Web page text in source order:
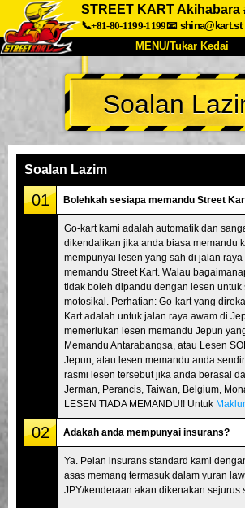
STREET KART Akihabara
📞+81-80-1199-1199📧 shina@kart.st
MENU/Tukar Kedai
UTAMA
Tentang Spesifikasi
Syarikat
Tokyo Shinagawa
Tokyo Akihabara#2
Tokyo Shibuya Annex
Tokyo Asakusa
Okinawa
Soalan
Soalan Lazim
01 Bolehkah sesiapa memandu Street
Go-kart kami adalah automatik dan
dikendalikan jika anda biasa memandu
mempunyai lesen yang sah di jalan
memandu Street Kart. Walau
tidak boleh dipandu dengan lesen untuk
motosikal. Perhatian: Go-kart yang
Kart adalah untuk jalan raya awam di
memerlukan lesen memandu Jepun
Memandu Antarabangsa, atau Lesen
Jepun, atau lesen memandu anda
rasmi lesen tersebut jika anda berasal
Jerman, Perancis, Taiwan, Belgium,
LESEN TIADA MEMANDU!! Untuk
02 Adakah anda mempunyai insurans?
Ya. Pelan insurans standard kami
asas memang termasuk dalam yuran
JPY/kenderaan akan dikenakan sejurus